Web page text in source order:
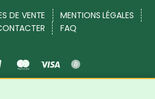
DE VENTE
MENTIONS LÉGALES
FAQ